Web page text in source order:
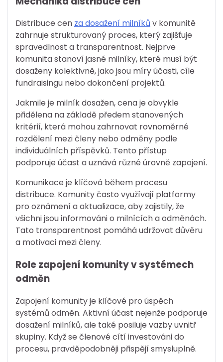
Distribuce cen za dosažení milníků v komunitě
zahrnuje strukturovaný proces, který zajišťuje
spravedlnost a transparentnost. Nejprve
komunita stanoví jasné milníky, které musí být
dosaženy kolektivně, jako jsou míry účasti, cíle
fundraisingu nebo dokončení projektů.
Jakmile je milník dosažen, cena je obvykle
přidělena na základě předem stanovených
kritérií, která mohou zahrnovat rovnoměrné
rozdělení mezi členy nebo odměny podle
individuálních příspěvků. Tento přístup
podporuje účast a uznává různé úrovně zapojení.
Komunikace je klíčová během procesu
distribuce. Komunity často využívají platformy
pro oznámení a aktualizace, aby zajistily, že
všichni jsou informováni o milnících a odměnách.
Tato transparentnost pomáhá udržovat důvěru
a motivaci mezi členy.
Role zapojení komunity v systémech
odměn
Zapojení komunity je klíčové pro úspěch
systémů odměn. Aktivní účast nejenže podporuje
dosažení milníků, ale také posiluje vazby uvnitř
skupiny. Když se členové cítí investováni do
procesu, pravděpodobněji přispějí smysluplně.